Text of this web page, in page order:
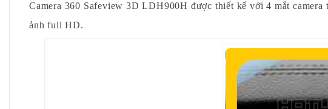
Camera 360 Safeview 3D LDH900H được thiết kế với 4 mắt
ảnh full HD.